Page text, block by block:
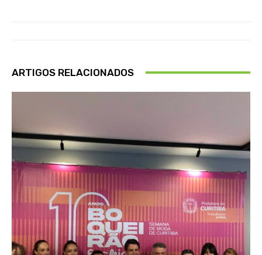
ARTIGOS RELACIONADOS